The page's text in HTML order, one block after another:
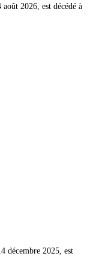
2026, est décédé à
décembre 2025, est